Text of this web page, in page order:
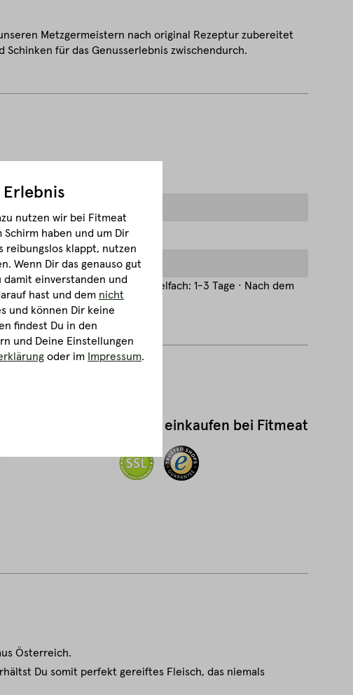
Metzgermeistern nach original Rezeptur zubereitet
Schinken für das Genusserlebnis zwischendurch.
· *-Fach oder Eiswürfelfach: 1-3 Tage · Nach dem
Sicher einkaufen bei Fitmeat
Österreich.
Du somit perfekt gereiftes Fleisch, das niemals
Erlebnis
nutzen wir bei Fitmeat
haben und um Dir
reibungslos klappt, nutzen
Wenn Dir das genauso gut
damit einverstanden und
hast und dem nicht
und können Dir keine
findest Du in den
und Deine Einstellungen
oder im Impressum.